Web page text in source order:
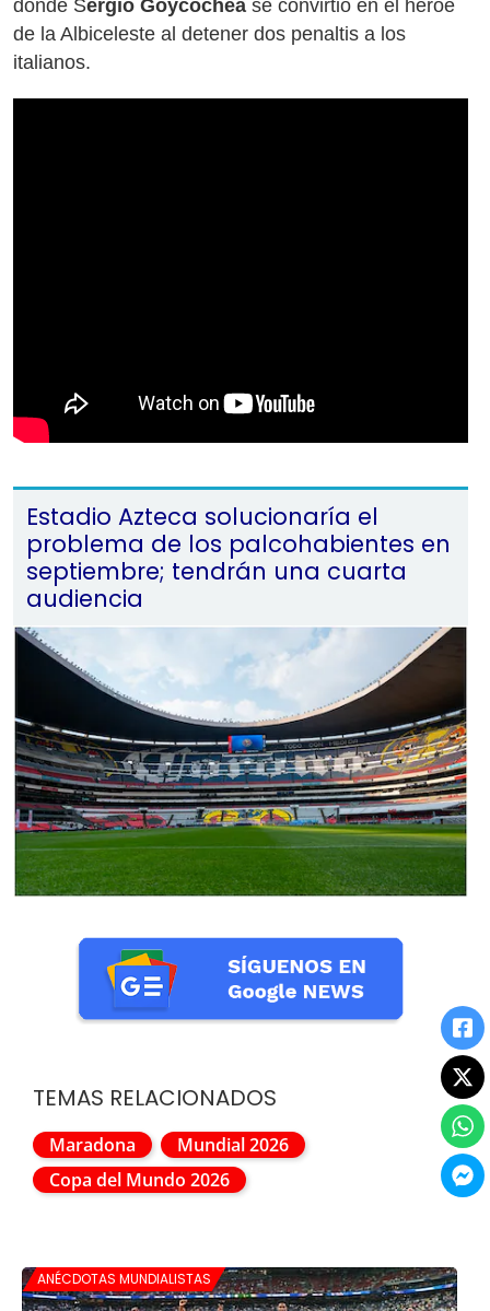
donde Sergio Goycochea se convirtió en el héroe
de la Albiceleste al detener dos penaltis a los
italianos.
Estadio Azteca solucionaría el
problema de los palcohabientes en
septiembre; tendrán una cuarta
audiencia
TEMAS RELACIONADOS
Maradona
Mundial 2026
Copa del Mundo 2026
ANÉCDOTAS MUNDIALISTAS